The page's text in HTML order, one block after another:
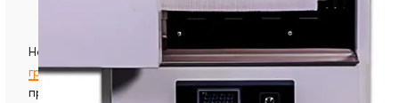
Напомним, ранее компаниявыиграла
грантв размере 2,5 миллиона рублей,
представив на региональный конкурс